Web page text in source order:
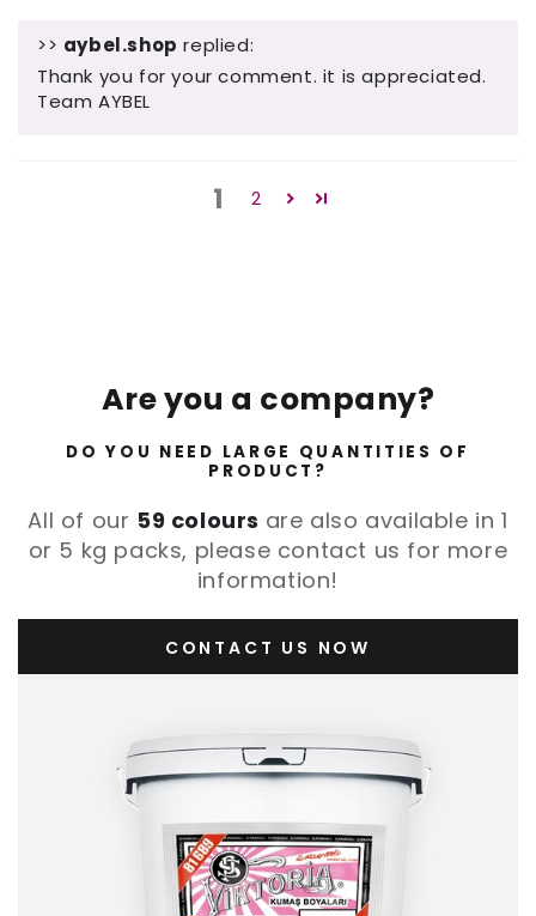
>> aybel.shop replied:
Thank you for your comment. it is appreciated.
Team AYBEL
1 2
Are you a company?
DO YOU NEED LARGE QUANTITIES OF
PRODUCT?
All of our 59 colours are also available in 1
or 5 kg packs, please contact us for more
information!
CONTACT US NOW